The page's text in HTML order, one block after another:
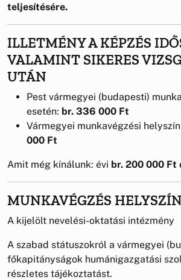
teljesítésére.
ILLETMÉNY A KÉPZÉS
VALAMINT SIKERES
UTÁN
Pest vármegyei (budapesti)
esetén: br. 336 000 Ft
Vármegyei munkavégzési
000 Ft
Amit még kínálunk: évi br. 200 000 Ft
MUNKAVÉGZÉS
A kijelölt nevelési-oktatási intézmény
A szabad státuszokról a vármegyei
főkapitányságok humánigazgatási
részletes tájékoztatást.